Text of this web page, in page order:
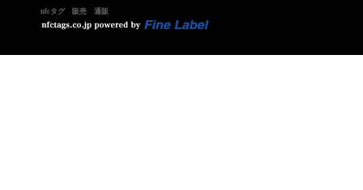
nfcタグ 販売 通販